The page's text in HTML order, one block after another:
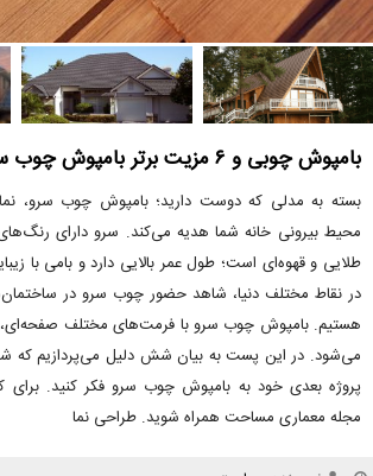
بامپوش چوبی و ۶ مزیت برتر بامپوش چوب سرو
بسته به مدلی که دوست دارید؛ بامپوش چوب سرو،
محیط بیرونی خانه شما هدیه می‌کند. سرو دارای رنگ‌های
طلایی و قهوه‌ای است؛ طول عمر بالایی دارد و بامی با
در نقاط مختلف دنیا، شاهد حضور چوب سرو در
هستیم. بامپوش چوب سرو با فرمت‌های مختلف صفحه‌ای،
می‌شود. در این پست به بیان شش دلیل می‌پردازیم که
پروژه بعدی خود به بامپوش چوب سرو فکر کنید. برای
مجله معماری مساحت همراه شوید. طراحی نما